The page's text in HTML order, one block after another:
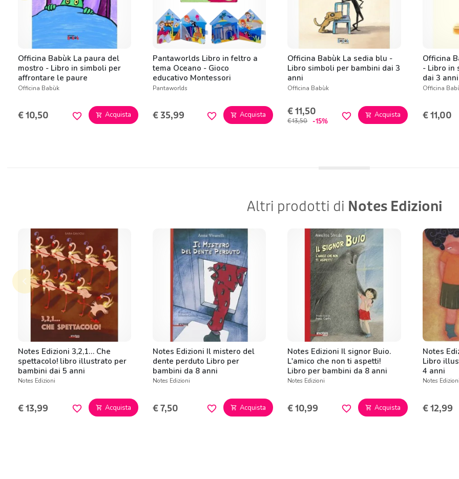
Officina Babùk La paura del
mostro - Libro in simboli per
affrontare le paure
Officina Babùk
€ 10,50 favorite_border shopping_cart Acquista
Pantaworlds Libro in feltro a
tema Oceano - Gioco
educativo Montessori
Pantaworlds
€ 35,99 favorite_border shopping_cart Acquista
Officina Babùk La sedia blu -
Libro simboli per bambini dai 3
anni
Officina Babùk
€ 11,50
€ 13,50 -15% favorite_border shopping_cart Acquista
Officina
- Libro in
dai 3 anni
Officina
€ 11,00
Altri prodotti di Notes Edizioni
Precedente
keyboard_arrow_left
Notes Edizioni 3,2,1… Che
spettacolo! libro illustrato per
bambini dai 5 anni
Notes Edizioni
€ 13,99 favorite_border shopping_cart Acquista
Notes Edizioni Il mistero del
dente perduto Libro per
bambini da 8 anni
Notes Edizioni
€ 7,50 favorite_border shopping_cart Acquista
Notes Edizioni Il signor Buio.
L'amico che non ti aspetti!
Libro per bambini da 8 anni
Notes Edizioni
€ 10,99 favorite_border shopping_cart Acquista
Notes
Libro
4 anni
Notes Edizioni
€ 12,99